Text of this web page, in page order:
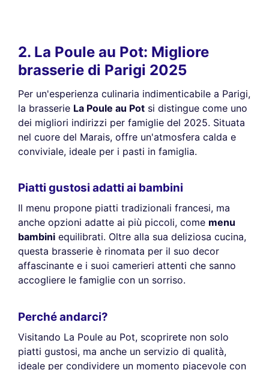
2. La Poule au Pot: Migliore
brasserie di Parigi 2025
Per un'esperienza culinaria indimenticabile a Parigi,
la brasserie La Poule au Pot si distingue come uno
dei migliori indirizzi per famiglie del 2025. Situata
nel cuore del Marais, offre un'atmosfera calda e
conviviale, ideale per i pasti in famiglia.
Piatti gustosi adatti ai bambini
Il menu propone piatti tradizionali francesi, ma
anche opzioni adatte ai più piccoli, come menu
bambini equilibrati. Oltre alla sua deliziosa cucina,
questa brasserie è rinomata per il suo decor
affascinante e i suoi camerieri attenti che sanno
accogliere le famiglie con un sorriso.
Perché andarci?
Visitando La Poule au Pot, scoprirete non solo
piatti gustosi, ma anche un servizio di qualità,
ideale per condividere un momento piacevole con